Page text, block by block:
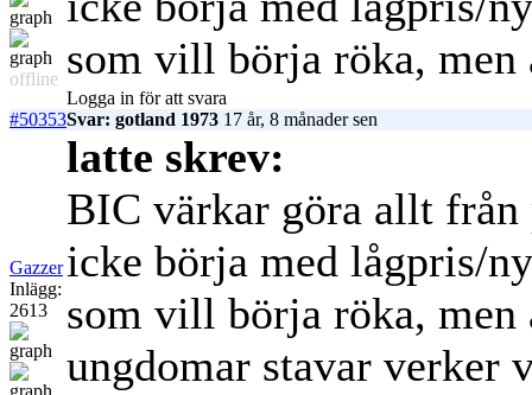
offline som vill börja röka, men
Logga in för att svara
#50353Svar: gotland 1973 17 år, 8 månader sen
Gazzer
Inlägg:
2613
latte skrev:
BIC värkar göra allt
icke börja med lågpris/
som vill börja röka, men
ungdomar stavar verker